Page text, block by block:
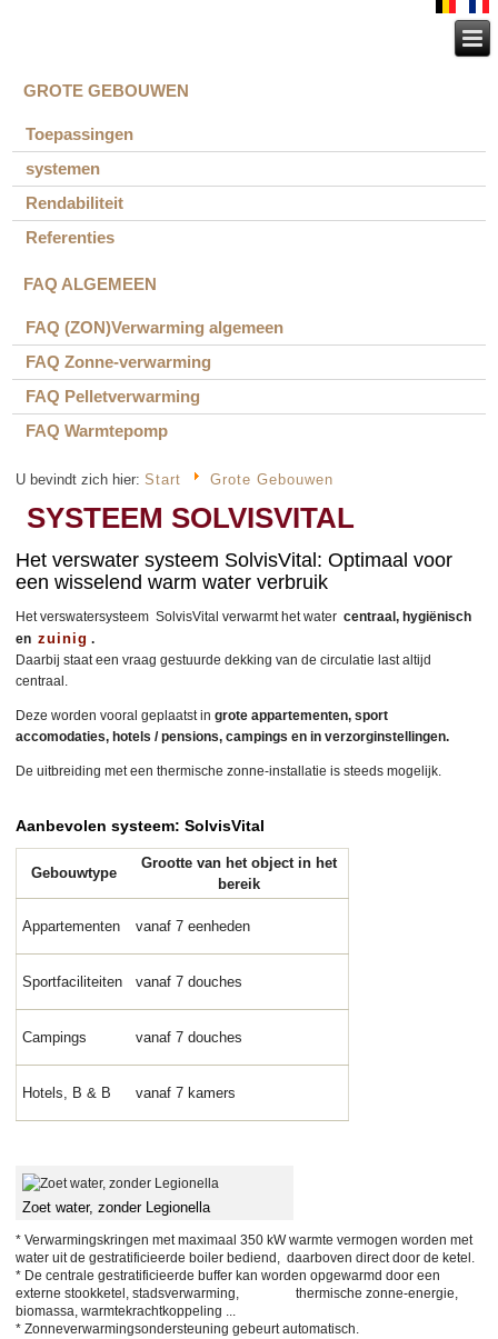
GROTE GEBOUWEN
Toepassingen
systemen
Rendabiliteit
Referenties
FAQ ALGEMEEN
FAQ (ZON)Verwarming algemeen
FAQ Zonne-verwarming
FAQ Pelletverwarming
FAQ Warmtepomp
U bevindt zich hier:Start Grote Gebouwen
SYSTEEM SOLVISVITAL
Het verswater systeem SolvisVital: Optimaal voor
een wisselend warm water verbruik
Het verswatersysteem SolvisVital verwarmt het watercentraal, hygiënisch
enzuinig .
Daarbij staat een vraag gestuurde dekking van de circulatie last altijd
centraal.
Deze worden vooral geplaatst in grote appartementen, sport
accomodaties, hotels / pensions, campings en in verzorginstellingen.
De uitbreiding met een thermische zonne-installatie is steeds mogelijk.
Aanbevolen systeem: SolvisVital
Gebouwtype
Grootte van het object in het
bereik
Appartementen vanaf 7 eenheden
Sportfaciliteiten vanaf 7 douches
Campings vanaf 7 douches
Hotels, B & B vanaf 7 kamers
Zoet water, zonder Legionella
* Verwarmingskringen met maximaal 350 kW warmte vermogen worden met
water uit de gestratificieerde boiler bediend, daarboven direct door de ketel.
* De centrale gestratificieerde buffer kan worden opgewarmd door een
externe stookketel, stadsverwarming, thermische zonne-energie,
biomassa, warmtekrachtkoppeling ...
* Zonneverwarmingsondersteuning gebeurt automatisch.